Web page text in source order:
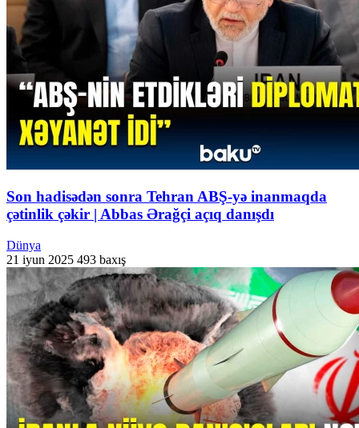
Son hadisədən sonra Tehran ABŞ-yə inanmaqda
çətinlik çəkir | Abbas Ərağçi açıq danışdı
Dünya
21 iyun 2025 493 baxış